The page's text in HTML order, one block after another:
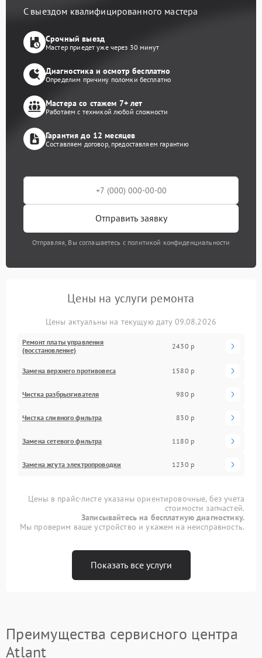
С выездом квалифицированного мастера
Срочный выезд
Мастер приедет уже через 30 минут
Диагностика и осмотр бесплатно
Определим причину поломки бесплатно
Мастера со стажем 7+ лет
Работаем с техникой любой сложности
Гарантия до 12 месяцев
Составляем договор, предоставляем гарантию
Отправить заявку
Отправляя, Вы соглашаетесь с политикой конфиденциальности
Цены на услуги ремонта
Цены актуальны на текущую дату 09.08.2026
Ремонт платы управления
(восстановление)
2430 р
Замена верхнего противовеса 1580 р
Чистка разбрызгивателя 980 р
Чистка сливного фильтра 830 р
Замена сетевого фильтра 1180 р
Замена жгута электропроводки 1230 р
Цены в прайс-листе указаны ориентировочные, без учета
стоимости запчастей.
Записывайтесь на бесплатную диагностику.
Мы проверим ваше устройство и укажем на неисправность.
Показать все услуги
Преимущества сервисного центра
Atlant